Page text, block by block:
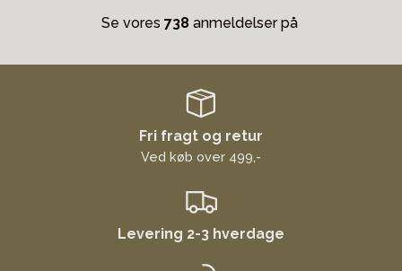
Se vores 738 anmeldelser på
Fri fragt og retur
Ved køb over 499,-
Levering 2-3 hverdage